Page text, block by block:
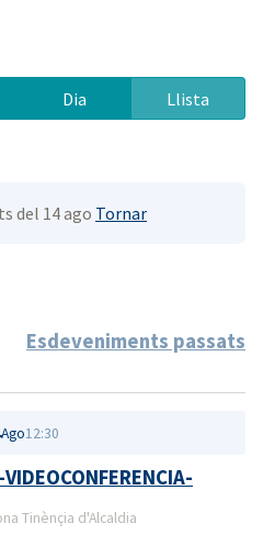
Dia Llista
del 14 ago Tornar
Esdeveniments passats
Ago12:30
Tinènçia d'Alcaldia